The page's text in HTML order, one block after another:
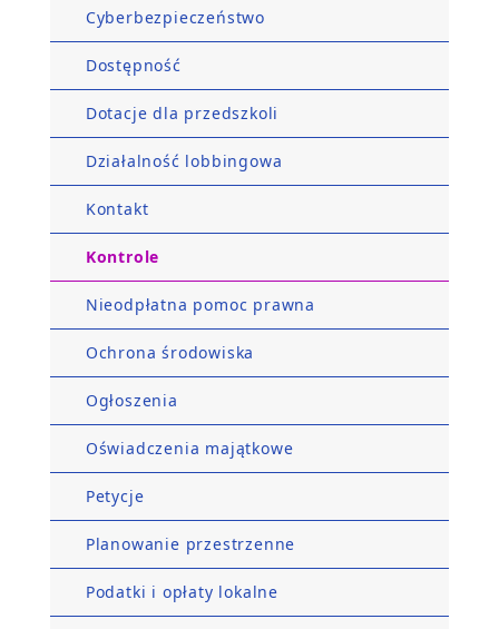
Cyberbezpieczeństwo
Dostępność
Dotacje dla przedszkoli
Działalność lobbingowa
Kontakt
Kontrole
Nieodpłatna pomoc prawna
Ochrona środowiska
Ogłoszenia
Oświadczenia majątkowe
Petycje
Planowanie przestrzenne
Podatki i opłaty lokalne